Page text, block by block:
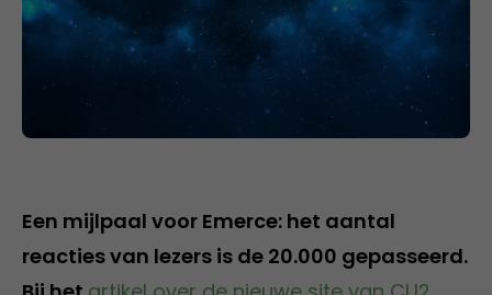
Een mijlpaal voor Emerce: het aantal
reacties van lezers is de 20.000 gepasseerd.